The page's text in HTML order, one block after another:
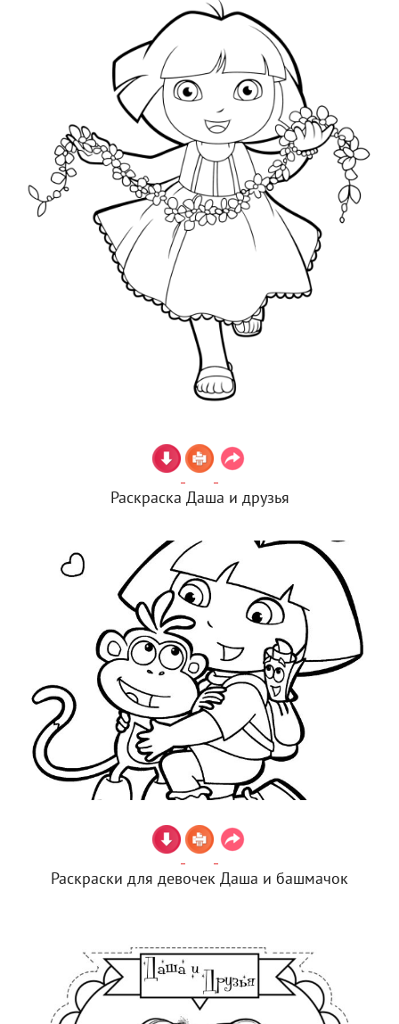
Раскраска Даша и друзья
Раскраски для девочек Даша и башмачок